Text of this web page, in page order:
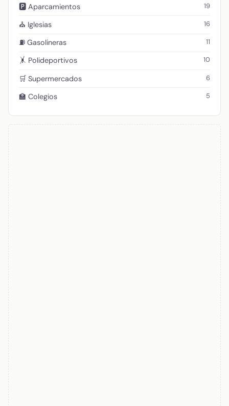
🅿️ Aparcamientos 19
⛪ Iglesias 16
⛽ Gasolineras 11
🤸 Polideportivos 10
🛒 Supermercados 6
🏫 Colegios 5